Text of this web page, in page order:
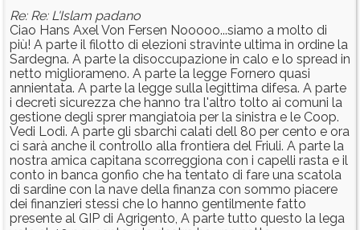
Re: Re: L'Islam padano
Ciao Hans Axel Von Fersen Nooooo...siamo a molto di
più! A parte il filotto di elezioni stravinte ultima in ordine la
Sardegna. A parte la disoccupazione in calo e lo spread in
netto migliorameno. A parte la legge Fornero quasi
annientata. A parte la legge sulla legittima difesa. A parte
i decreti sicurezza che hanno tra l'altro tolto ai comuni la
gestione degli sprer mangiatoia per la sinistra e le Coop.
Vedi Lodi. A parte gli sbarchi calati dell 80 per cento e ora
ci sarà anche il controllo alla frontiera del Friuli. A parte la
nostra amica capitana scorreggiona con i capelli rasta e il
conto in banca gonfio che ha tentato di fare una scatola
di sardine con la nave della finanza con sommo piacere
dei finanzieri stessi che lo hanno gentilmente fatto
presente al GIP di Agrigento, A parte tutto questo la lega